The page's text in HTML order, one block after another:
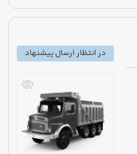
در انتظار ارسال پیشنهاد